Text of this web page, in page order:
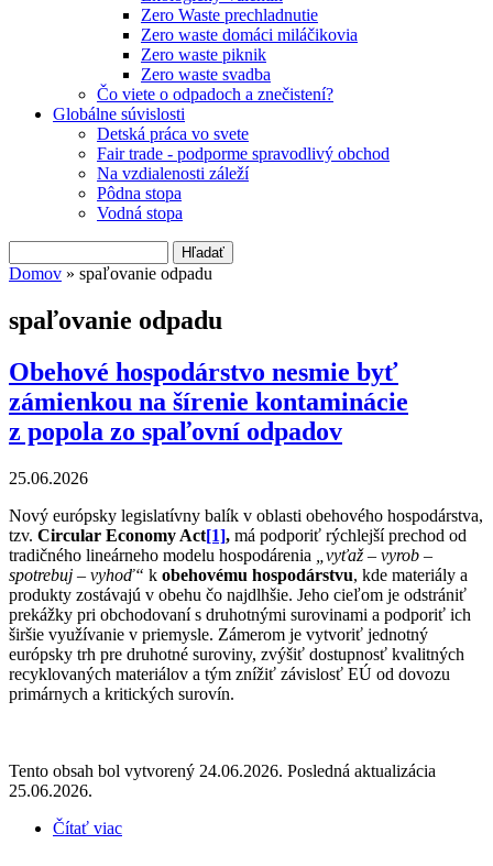
Zero Waste prechladnutie
Zero waste domáci miláčikovia
Zero waste piknik
Zero waste svadba
Čo viete o odpadoch a znečistení?
Globálne súvislosti
Detská práca vo svete
Fair trade - podporme spravodlivý obchod
Na vzdialenosti záleží
Pôdna stopa
Vodná stopa
Vyhľadávanie
Domov » spaľovanie odpadu
spaľovanie odpadu
Obehové hospodárstvo nesmie byť
zámienkou na šírenie kontaminácie
z popola zo spaľovní odpadov
25.06.2026
Nový európsky legislatívny balík v oblasti obehového hospodárstva,
tzv. Circular Economy Act[1], má podporiť rýchlejší prechod od
tradičného lineárneho modelu hospodárenia
„vyťaž – vyrob –
spotrebuj – vyhoď“ k obehovému hospodárstvu, kde materiály a
produkty zostávajú v obehu čo najdlhšie. Jeho cieľom je odstrániť
prekážky pri obchodovaní s druhotnými surovinami a podporiť ich
širšie využívanie v priemysle. Zámerom je vytvoriť jednotný
európsky trh pre druhotné suroviny, zvýšiť dostupnosť kvalitných
recyklovaných materiálov a tým znížiť závislosť EÚ od dovozu
primárnych a kritických surovín.
Tento obsah bol vytvorený 24.06.2026. Posledná aktualizácia
25.06.2026.
Čítať viac